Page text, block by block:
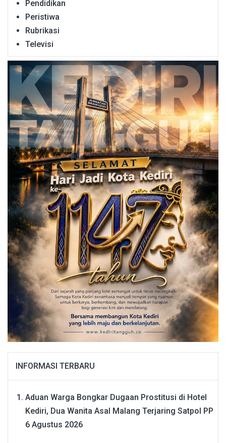
Pendidikan
Peristiwa
Rubrikasi
Televisi
INFORMASI TERBARU
Aduan Warga Bongkar Dugaan Prostitusi di Hotel
Kediri, Dua Wanita Asal Malang Terjaring Satpol PP
6 Agustus 2026